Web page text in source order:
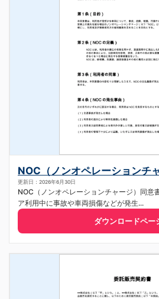
NOC（ノンオペレーションチ
更新日：2026年6月30日
NOC（ノンオペレーションチャージ）同意
ア利用中に事故や車両損傷などが発生...
ダウンロードペー